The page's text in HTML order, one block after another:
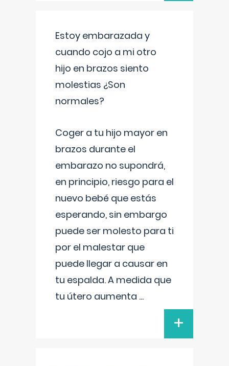
Estoy embarazada y
cuando cojo a mi otro
hijo en brazos siento
molestias ¿Son
normales?
Coger a tu hijo mayor en
brazos durante el
embarazo no supondrá,
en principio, riesgo para el
nuevo bebé que estás
esperando, sin embargo
puede ser molesto para ti
por el malestar que
puede llegar a causar en
tu espalda. A medida que
tu útero aumenta ...
+